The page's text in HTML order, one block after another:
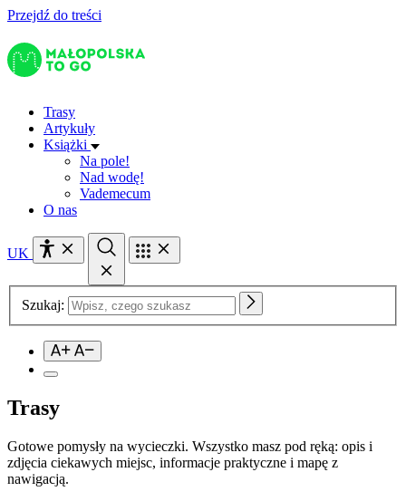
Przejdź do treści
Trasy
Artykuły
Książki
Na pole!
Nad wodę!
Vademecum
O nas
UK
Szukaj:
Trasy
Gotowe pomysły na wycieczki. Wszystko masz pod ręką: opis i
zdjęcia ciekawych miejsc, informacje praktyczne i mapę z
nawigacją.